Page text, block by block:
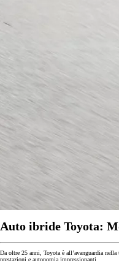
Corolla Touring Sports
Auto ibride Toyota:
Da oltre 25 anni, Toyota è all’avanguardia
prestazioni e autonomia impressionanti.